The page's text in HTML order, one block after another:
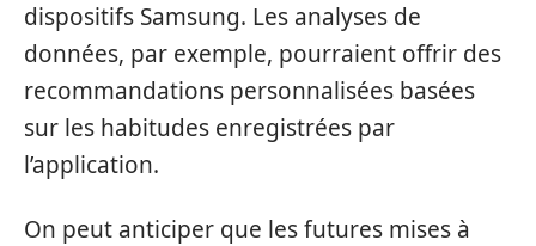
dispositifs Samsung. Les analyses de
données, par exemple, pourraient offrir des
recommandations personnalisées basées
sur les habitudes enregistrées par
l’application.
On peut anticiper que les futures mises à